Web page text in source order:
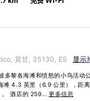
莫甘, 35130, ES 显示
黎各海滩和愤怒的小鸟活动
滩 4.3 英里（6.9 公里），距
酒店的 259... 更多信息